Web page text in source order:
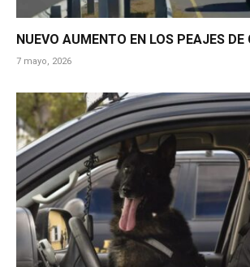
NUEVO AUMENTO EN LOS PEAJES DE
7 mayo, 2026